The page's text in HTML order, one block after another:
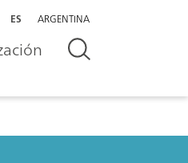
ES ARGENTINA